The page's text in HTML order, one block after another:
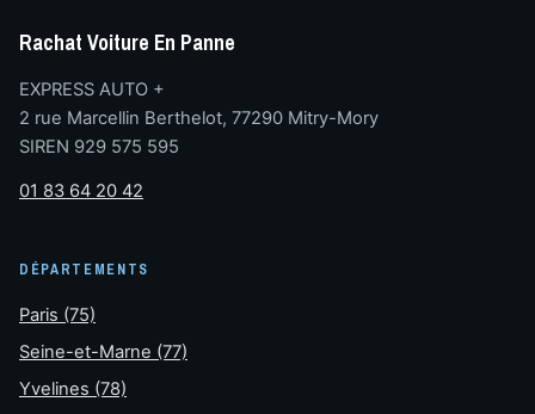
Rachat Voiture En Panne
EXPRESS AUTO +
2 rue Marcellin Berthelot, 77290 Mitry-Mory
SIREN 929 575 595
01 83 64 20 42
DÉPARTEMENTS
Paris (75)
Seine-et-Marne (77)
Yvelines (78)